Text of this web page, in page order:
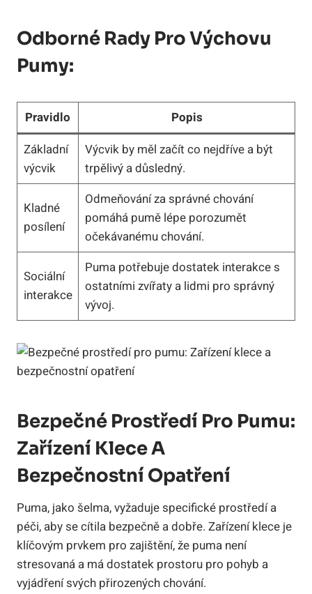
Odborné Rady Pro Výchovu
Pumy:
Pravidlo
Popis
Základní
výcvik
Výcvik by měl začít co nejdříve a být
trpělivý a důsledný.
Kladné
posílení
Odmeňování za správné chování
pomáhá pumě lépe porozumět
očekávanému chování.
Sociální
interakce
Puma potřebuje dostatek interakce s
ostatními zvířaty a lidmi pro správný
vývoj.
Bezpečné Prostředí Pro Pumu:
Zařízení Klece A
Bezpečnostní Opatření
Puma, jako šelma, vyžaduje specifické prostředí a
péči, aby se cítila bezpečně a dobře. Zařízení klece je
klíčovým prvkem pro zajištění, že puma není
stresovaná a má dostatek prostoru pro pohyb a
vyjádření svých přirozených chování.